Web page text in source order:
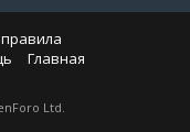
Главная
Ltd.